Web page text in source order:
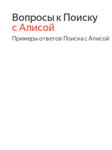
с Алисой
Примеры ответов Поиска с Алисой